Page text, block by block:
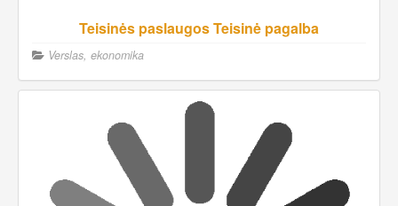
Teisinės paslaugos Teisinė pagalba
Verslas, ekonomika